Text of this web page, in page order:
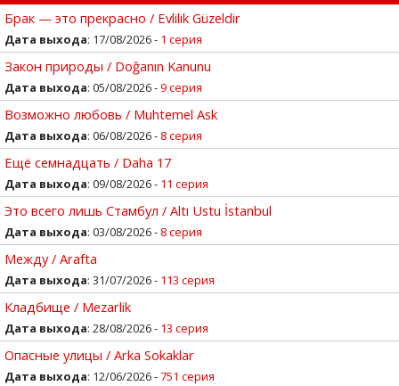
Брак — это прекрасно / Evlilik Güzeldir
Дата выхода: 17/08/2026 - 1 серия
Закон природы / Doğanın Kanunu
Дата выхода: 05/08/2026 -9 серия
Возможно любовь / Muhtemel Ask
Дата выхода: 06/08/2026 - 8 серия
Ещё семнадцать / Daha 17
Дата выхода: 09/08/2026 - 11 серия
Это всего лишь Стамбул / Altı Ustu İstanbul
Дата выхода: 03/08/2026 - 8 серия
Между / Arafta
Дата выхода: 31/07/2026 - 113 серия
Кладбище / Mezarlik
Дата выхода: 28/08/2026 - 13 серия
Опасные улицы / Arka Sokaklar
Дата выхода: 12/06/2026 -751 серия